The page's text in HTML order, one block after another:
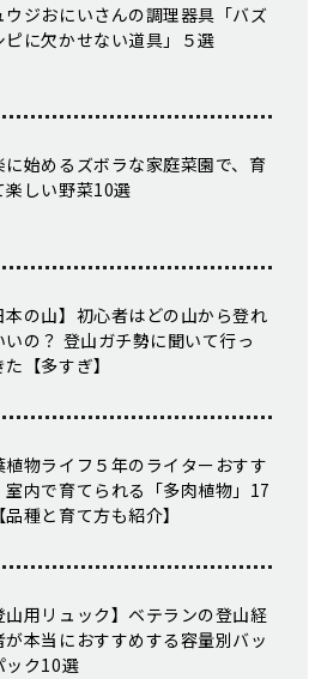
ウジおにいさんの調理器具「バズ
ピに欠かせない道具」５選
に始めるズボラな家庭菜園で、育
楽しい野菜10選
本の山】初心者はどの山から登れ
いの？ 登山ガチ勢に聞いて行っ
【多すぎ】
植物ライフ５年のライターおすす
室内で育てられる「多肉植物」17
品種と育て方も紹介】
山用リュック】ベテランの登山経
が本当におすすめする容量別バッ
ック10選